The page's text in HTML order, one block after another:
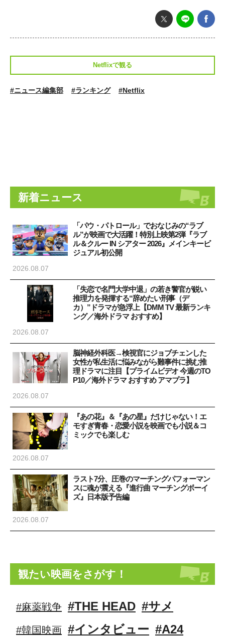
Netflixで観る
#ニュース編集部 #ランキング #Netflix
新着ニュース
「パウ・パトロール」でおなじみの“ラブ
ル”が映画で大活躍！特別上映第2弾『ラブ
ル＆クルー IN シアター 2026』メインキービ
ジュアル初公開
2026.08.07
「失恋で名門大学中退」の若き警官が鋭い
推理力を発揮する“辞めたい刑事（デ
カ）”ドラマが急浮上【DMM TV 最新ランキ
ング／海外ドラマ おすすめ】
2026.08.07
脳神経外科医→検視官にジョブチェンした
女性が私生活に悩みながら難事件に挑む推
理ドラマに注目【プライムビデオ 今週のTO
P10／海外ドラマ おすすめ アマプラ】
2026.08.07
『あの花』＆『あの星』だけじゃない！エ
モすぎ青春・恋愛小説を映画でも小説＆コ
ミックでも楽しむ
2026.08.07
ラスト7分、圧巻のマーチングパフォーマン
スに魂が震える『進行曲 マーチングボーイ
ズ』日本版予告編
2026.08.07
観たい映画をさがす！
#麻薬戦争 #THE HEAD #サメ
#韓国映画 #インタビュー #A24